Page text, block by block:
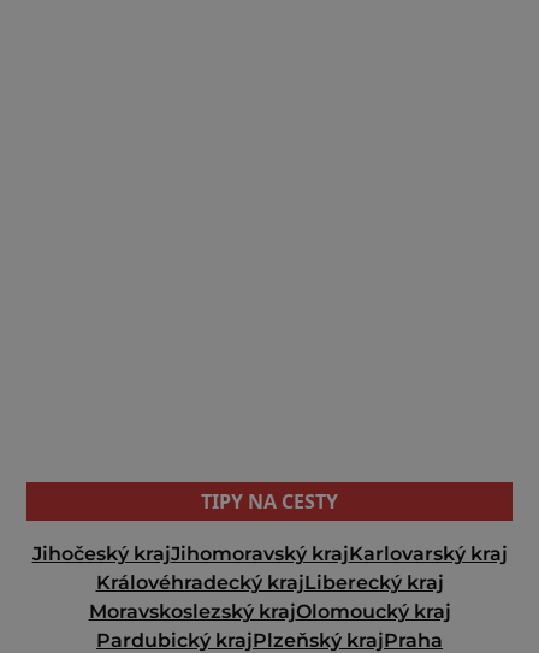
TIPY NA CESTY
Jihočeský krajJihomoravský krajKarlovarský kraj
Královéhradecký krajLiberecký kraj
Moravskoslezský krajOlomoucký kraj
Pardubický krajPlzeňský krajPraha